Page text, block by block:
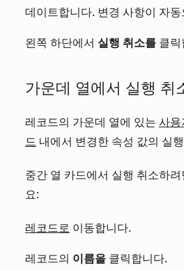
데이트합니다. 변경 사항이 자
왼쪽 하단에서 실행 취소를 클
가운데 열에서 실행 취
레코드의 가운데 열에 있는 사용
드 내에서 변경한 속성 값의 실
중간 열 카드에서 실행 취소하
요:
레코드로 이동합니다.
레코드의 이름을 클릭합니다.